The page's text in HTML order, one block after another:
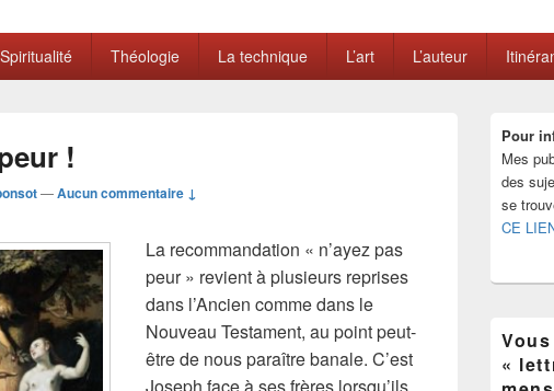
Spiritualité Théologie La technique L’art L’auteur
!
—Aucun commentaire ↓
La recommandation « n’ayez pas
peur » revient à plusieurs reprises
dans l’Ancien comme dans le
Nouveau Testament, au point peut-
être de nous paraître banale. C’est
principale
de
widget
pour
barre
Pour
Mes
des
se
CE
«